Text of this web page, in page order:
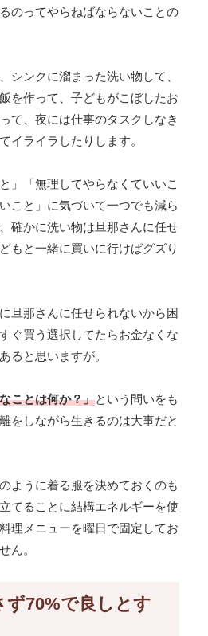
のってやらねばならないことの
シンクに溜まった洗い物して、
を作って、子どもがこぼしたお
て、夜には仕事のタスクしなき
ライラしたりします。
」「無理してやらなくていいこ
こと」に気づいて一つでも減ら
確かに洗い物は旦那さんに任せ
もと一緒に買いに行けばグズり
旦那さんに任せられないから困
ぐ買う選択してたらお金なくな
ると思いますが。
ことは何か？」という問いをも
をしながら生きるのは大事だと
ように着る服を決めておくのも
てることに結構エネルギーを使
理メニューを曜日で固定してお
ん。
ず70%で良しとす